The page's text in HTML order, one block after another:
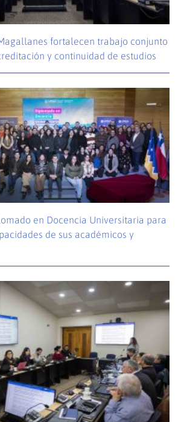
fortalecen trabajo conjunto
y continuidad de estudios
en Docencia Universitaria para
de sus académicos y